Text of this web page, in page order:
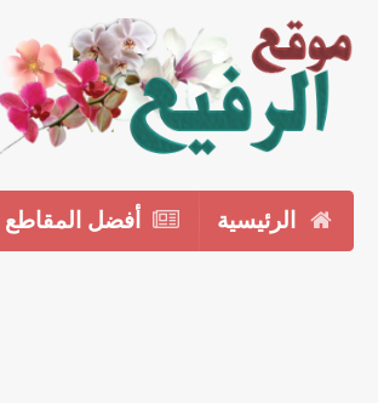
الرئيسية أفضل المقاطع